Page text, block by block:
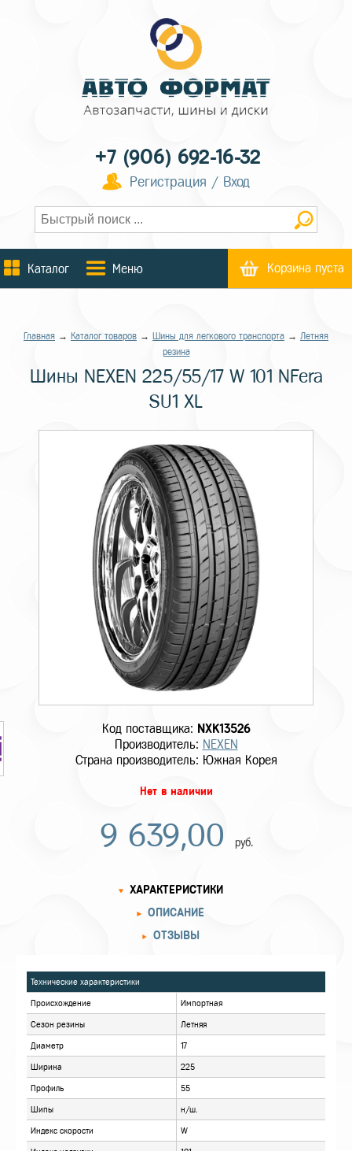
+7 (906) 692-16-32
Регистрация / Вход
Каталог Меню Корзина пуста
Главная → Каталог товаров → Шины для легкового транспорта → Летняя
резина
Шины NEXEN 225/55/17 W 101 NFera
SU1 XL
Код поставщика: NXK13526
Производитель: NEXEN
Страна производитель: Южная Корея
Нет в наличии
9 639,00 руб.
ОПИСАНИЕ
ОТЗЫВЫ